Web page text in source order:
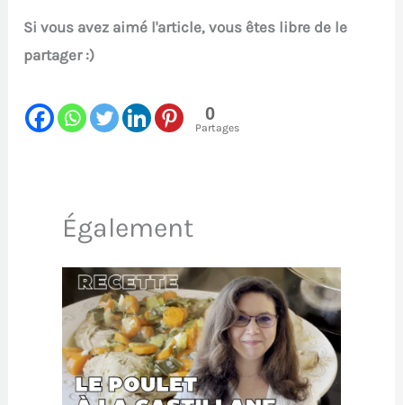
Si vous avez aimé l'article, vous êtes libre de le
partager :)
0
Partages
Également